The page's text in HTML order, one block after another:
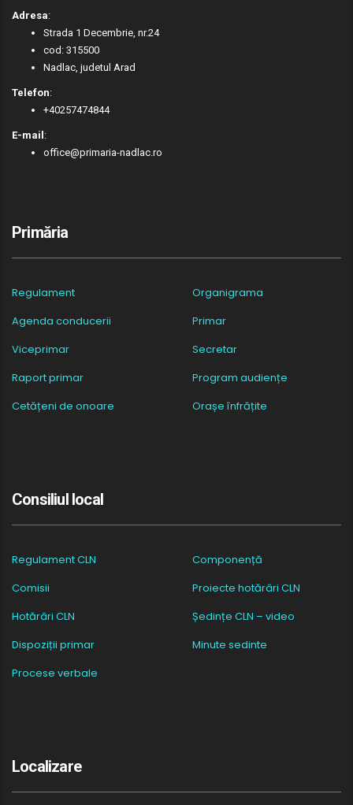
Adresa:
Strada 1 Decembrie, nr.24
cod: 315500
Nadlac, judetul Arad
Telefon:
+40257474844
E-mail :
office@primaria-nadlac.ro
Primăria
Regulament
Organigrama
Agenda conducerii
Primar
Viceprimar
Secretar
Raport primar
Program audiențe
Cetățeni de onoare
Orașe înfrățite
Consiliul local
Regulament CLN
Componență
Comisii
Proiecte hotărâri CLN
Hotărâri CLN
Ședințe CLN – video
Dispoziții primar
Minute sedinte
Procese verbale
Localizare